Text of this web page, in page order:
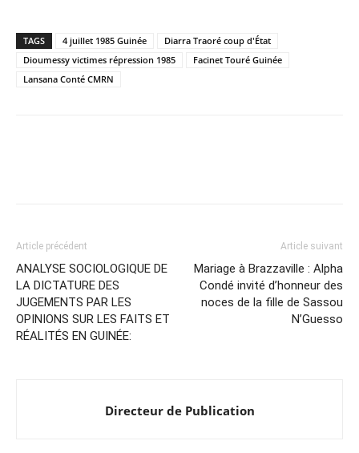
TAGS 4 juillet 1985 Guinée
Diarra Traoré coup d'État
Dioumessy victimes répression 1985
Facinet Touré Guinée
Lansana Conté CMRN
Article précédent
ANALYSE SOCIOLOGIQUE DE
LA DICTATURE DES
JUGEMENTS PAR LES
OPINIONS SUR LES FAITS ET
RÉALITÉS EN GUINÉE:
Article suivant
Mariage à Brazzaville : Alpha
Condé invité d’honneur des
noces de la fille de Sassou
N’Guesso
Directeur de Publication